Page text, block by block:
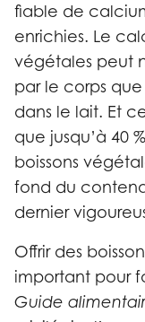
fiable de
enrichies. Le
végétales peut
par le corps
dans le lait. Et
que jusqu’à 40
boissons
fond du
dernier
Offrir des
important pour
Guide